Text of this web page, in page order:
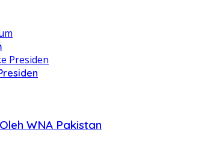
WNA Pakistan